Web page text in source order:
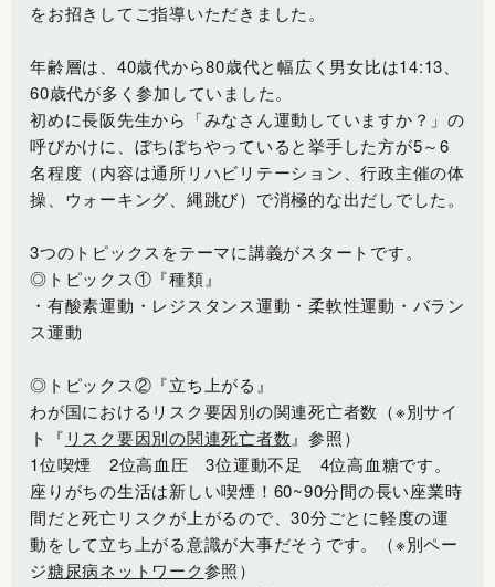
をお招きしてご指導いただきました。
年齢層は、40歳代から80歳代と幅広く男女比は14:13、
60歳代が多く参加していました。
初めに長阪先生から「みなさん運動していますか？」の
呼びかけに、ぼちぼちやっていると挙手した方が5～6
名程度（内容は通所リハビリテーション、行政主催の体
操、ウォーキング、縄跳び）で消極的な出だしでした。
3つのトピックスをテーマに講義がスタートです。
◎トピックス①『種類』
・有酸素運動・レジスタンス運動・柔軟性運動・バラン
ス運動
◎トピックス②『立ち上がる』
わが国におけるリスク要因別の関連死亡者数（※別サイ
ト『 リスク要因別の関連死亡者数 』参照）
1位喫煙 2位高血圧 3位運動不足 4位高血糖です。
座りがちの生活は新しい喫煙！60~90分間の長い座業時
間だと死亡リスクが上がるので、30分ごとに軽度の運
動をして立ち上がる意識が大事だそうです。（※別ペー
ジ糖尿病ネットワーク参照）